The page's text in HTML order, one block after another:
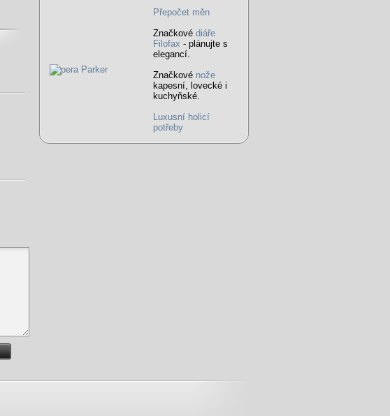
Přepočet měn
Značkové diáře
Filofax - plánujte s
elegancí.
Značkové nože
kapesní, lovecké i
kuchyňské.
Luxusní holicí
potřeby